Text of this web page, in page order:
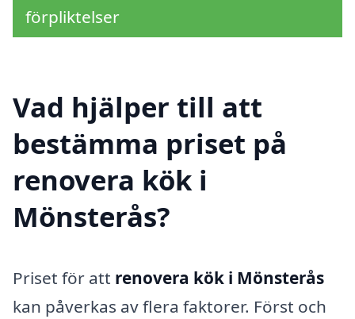
förpliktelser
Vad hjälper till att
bestämma priset på
renovera kök i
Mönsterås?
Priset för att renovera kök i Mönsterås
kan påverkas av flera faktorer. Först och